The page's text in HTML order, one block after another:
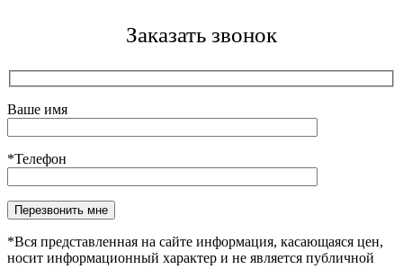
Заказать звонок
Ваше имя
*Телефон
*Вся представленная на сайте информация, касающаяся цен,
носит информационный характер и не является публичной